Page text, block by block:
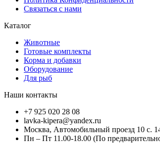
Связаться с нами
Каталог
Животные
Готовые комплекты
Корма и добавки
Оборудование
Для рыб
Наши контакты
+7 925 020 28 08
lavka-kipera@yandex.ru
Москва, Автомобильный проезд 10 с.
Пн – Пт 11.00-18.00 (По